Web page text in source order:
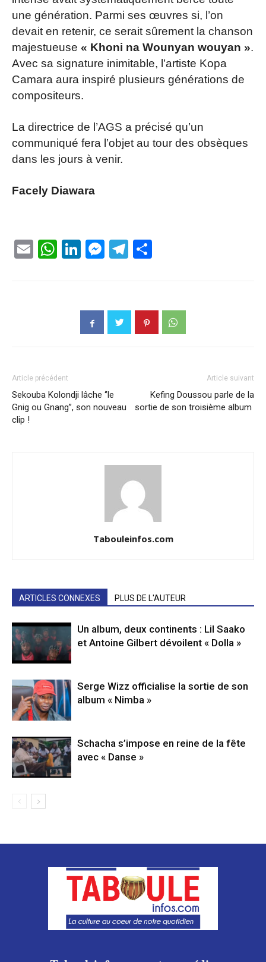
une génération. Parmi ses œuvres si, l’on
devait en retenir, ce serait sûrement la chanson
majestueuse « Khoni na Wounyan wouyan ».
Avec sa signature inimitable, l’artiste Kopa
Camara aura inspiré plusieurs générations de
compositeurs.
La directrice de l’AGS a précisé qu’un
communiqué fera l’objet au tour des obsèques
dans les jours à venir.
Facely Diawara
EmailWhatsApp
LinkedIn
Messenger
Telegram
Article précédent
Sekouba Kolondji lâche ‘’le
Gnig ou Gnang’’, son nouveau
clip !
Article suivant
Kefing Doussou parle de la
sortie de son troisième album
Tabouleinfos.com
ARTICLES CONNEXES PLUS DE L'AUTEUR
Un album, deux continents : Lil Saako
et Antoine Gilbert dévoilent « Dolla »
Serge Wizz officialise la sortie de son
album « Nimba »
Schacha s’impose en reine de la fête
avec « Danse »